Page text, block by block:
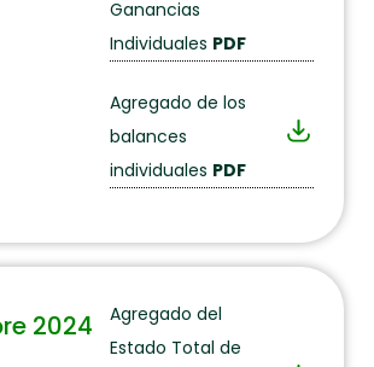
Ganancias
Individuales PDF
Agregado de los
balances
individuales PDF
2024
Agregado del
Estado Total de